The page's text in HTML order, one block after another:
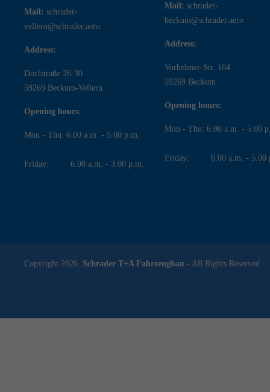
Mail: schrader-
vellern@schrader.aero
Address:
Dorfstraße 26-30
59269 Beckum-Vellern
Opening hours:
Mon - Thu: 6.00 a.m. - 5.00 p.m.
Friday: 6.00 a.m. - 3.00 p.m.
Mail: schrader-
beckum@schrader.aero
Address:
Vorhelmer-Str. 164
59269 Beckum
Opening hours:
Mon - Thu: 6.00 a.m. - 5.00
Friday: 6.00 a.m. - 5.00
Copyright 2026. Schrader T+A Fahrzeugbau - All Rights Reserved.